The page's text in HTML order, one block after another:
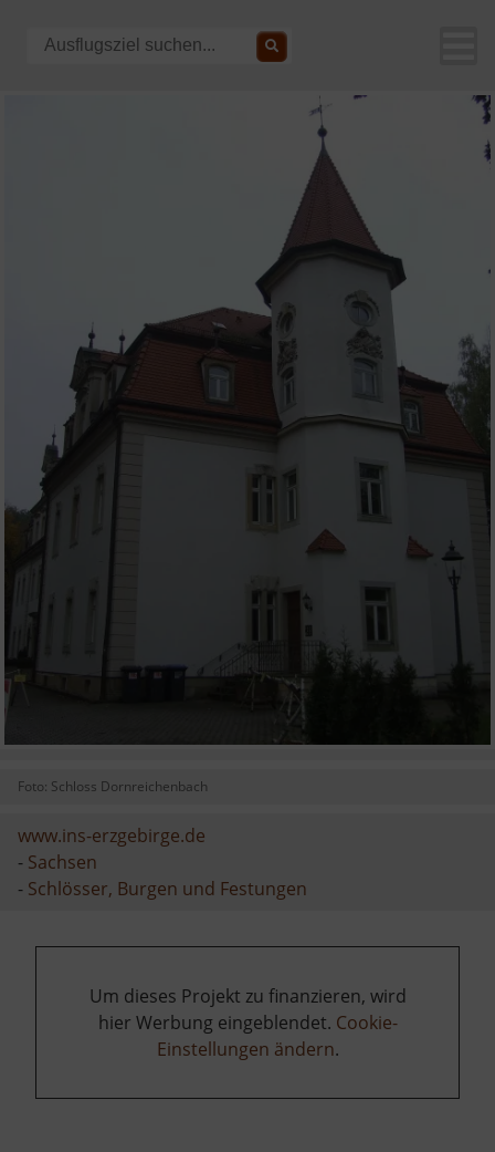
Foto: Schloss Dornreichenbach
www.ins-erzgebirge.de
- Sachsen
- Schlösser, Burgen und Festungen
Um dieses Projekt zu finanzieren, wird
hier Werbung eingeblendet. Cookie-
Einstellungen ändern.